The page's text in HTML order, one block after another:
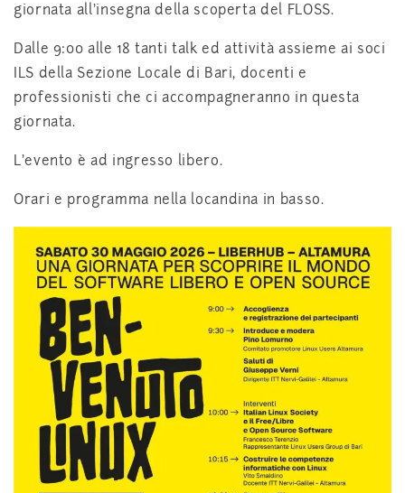
giornata all’insegna della scoperta del FLOSS.
Dalle 9:00 alle 18 tanti talk ed attività assieme ai soci
ILS della Sezione Locale di Bari, docenti e
professionisti che ci accompagneranno in questa
giornata.
L’evento è ad ingresso libero.
Orari e programma nella locandina in basso.